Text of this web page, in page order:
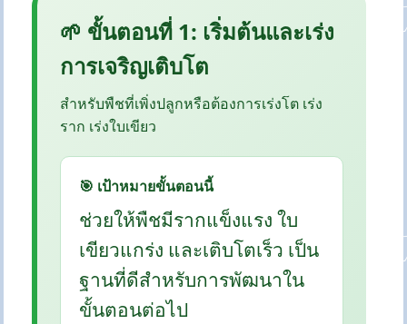
🌱 ขั้นตอนที่ 1: เริ่มต้นและเร่ง
การเจริญเติบโต
สำหรับพืชที่เพิ่งปลูกหรือต้องการเร่งโต เร่ง
ราก เร่งใบเขียว
🎯 เป้าหมายขั้นตอนนี้
ช่วยให้พืชมีรากแข็งแรง ใบ
เขียวแกร่ง และเติบโตเร็ว เป็น
ฐานที่ดีสำหรับการพัฒนาใน
ขั้นตอนต่อไป